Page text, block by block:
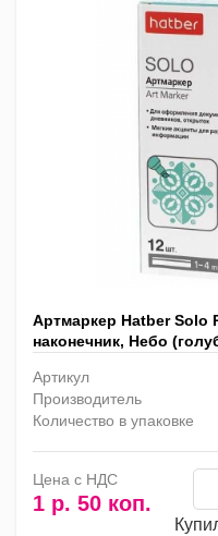
Артмаркер Hatber Solo
наконечник, Небо
Артикул
Производитель
Количество в упаковке
Цена с НДС
1 р. 50 коп.